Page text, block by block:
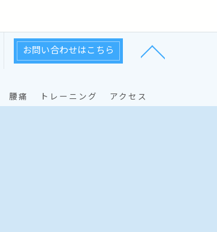
お問い合わせはこちら
腰痛 トレーニング
アクセス